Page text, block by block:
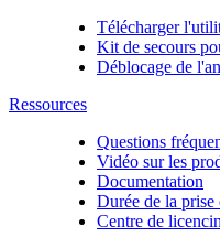
Télécharger
Kit de secours
Déblocage de
Ressources
Questions
Vidéo sur les
Documentation
Durée de la prise
Centre de